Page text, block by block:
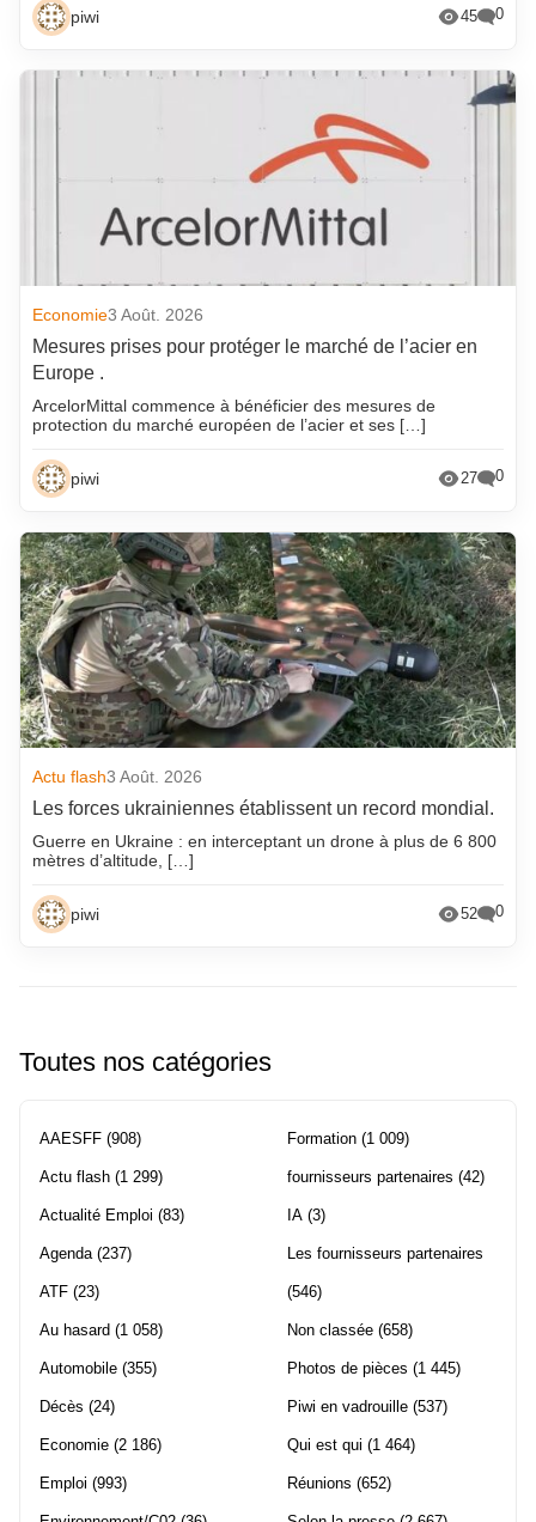
piwi 45 0
Economie3 Août. 2026
Mesures prises pour protéger le marché de l’acier en
Europe .
ArcelorMittal commence à bénéficier des mesures de
protection du marché européen de l’acier et ses […]
piwi 27 0
Actu flash3 Août. 2026
Les forces ukrainiennes établissent un record mondial.
Guerre en Ukraine : en interceptant un drone à plus de 6 800
mètres d’altitude, […]
piwi 52 0
Toutes nos catégories
AAESFF (908)
Actu flash (1 299)
Actualité Emploi (83)
Agenda (237)
ATF (23)
Au hasard (1 058)
Automobile (355)
Décès (24)
Economie (2 186)
Emploi (993)
Formation (1 009)
fournisseurs partenaires (42)
IA (3)
Les fournisseurs partenaires
(546)
Non classée (658)
Photos de pièces (1 445)
Piwi en vadrouille (537)
Qui est qui (1 464)
Réunions (652)